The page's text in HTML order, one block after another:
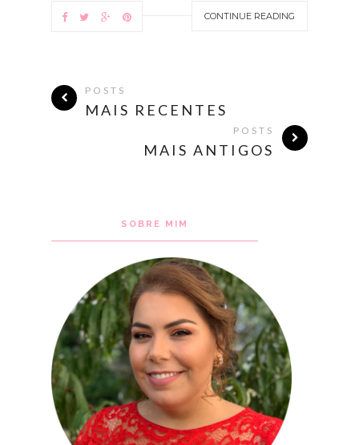
CONTINUE READING
POSTS
MAIS RECENTES
POSTS
MAIS ANTIGOS
SOBRE MIM